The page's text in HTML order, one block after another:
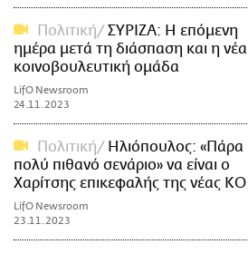
Πολιτική
ΣΥΡΙΖΑ: Η επόμενη
ημέρα μετά τη διάσπαση και η νέα
κοινοβουλευτική ομάδα
LifO Newsroom
24.11.2023
Πολιτική
Ηλιόπουλος: «Πάρα
πολύ πιθανό σενάριο» να είναι ο
Χαρίτσης επικεφαλής της νέας ΚΟ
LifO Newsroom
23.11.2023